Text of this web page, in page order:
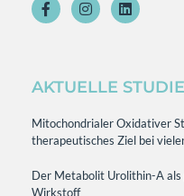
AKTUELLE
Mitochondrialer Oxidativer
therapeutisches Ziel bei
Der Metabolit Urolithin-A
Wirkstoff